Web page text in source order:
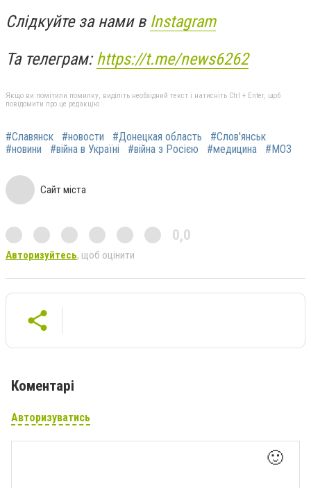
Слідкуйте за нами в Instagram
Та телеграм:https://t.me/news6262
Якщо ви помітили помилку, виділіть необхідний текст і натисніть Ctrl + Enter, щоб
повідомити про це редакцію
#Славянск #новости #Донецкая область
#Слов'янськ
#новини
#війна в Україні #війна з Росією #медицина #МОЗ
Сайт міста
0,0
Авторизуйтесь, щоб оцінити
Коментарі
Авторизуватись
🙂